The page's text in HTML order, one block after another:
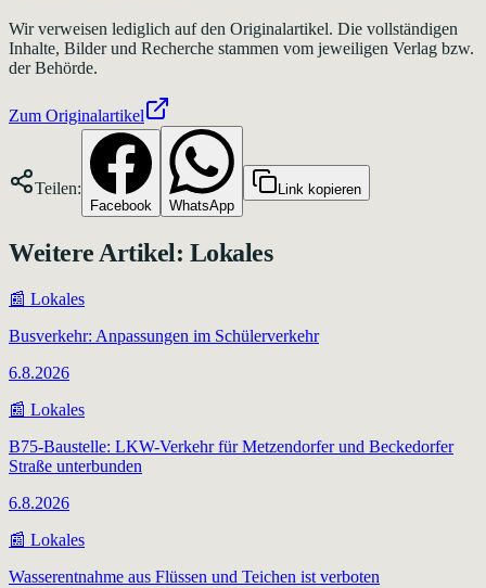
Wir verweisen lediglich auf den Originalartikel. Die vollständigen
Inhalte, Bilder und Recherche stammen vom jeweiligen Verlag bzw.
der Behörde.
Zum Originalartikel
Teilen:
Facebook WhatsApp
Link kopieren
Weitere Artikel: Lokales
📰 Lokales
Busverkehr: Anpassungen im Schülerverkehr
6.8.2026
📰 Lokales
B75-Baustelle: LKW-Verkehr für Metzendorfer und Beckedorfer
Straße unterbunden
6.8.2026
📰 Lokales
Wasserentnahme aus Flüssen und Teichen ist verboten